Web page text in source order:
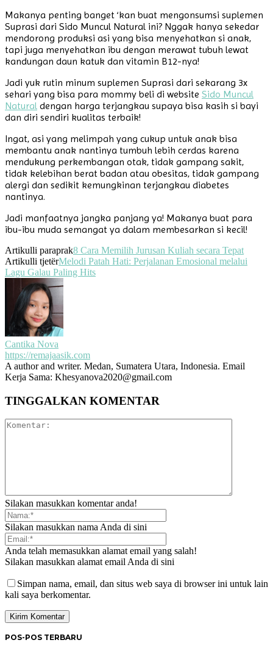
Makanya penting banget ‘kan buat mengonsumsi suplemen
Suprasi dari Sido Muncul Natural ini? Nggak hanya sekedar
mendorong produksi asi yang bisa menyehatkan si anak,
tapi juga menyehatkan ibu dengan merawat tubuh lewat
kandungan daun katuk dan vitamin B12-nya!
Jadi yuk rutin minum suplemen Suprasi dari sekarang 3x
sehari yang bisa para mommy beli di website Sido Muncul
Natural dengan harga terjangkau supaya bisa kasih si bayi
dan diri sendiri kualitas terbaik!
Ingat, asi yang melimpah yang cukup untuk anak bisa
membantu anak nantinya tumbuh lebih cerdas karena
mendukung perkembangan otak, tidak gampang sakit,
tidak kelebihan berat badan atau obesitas, tidak gampang
alergi dan sedikit kemungkinan terjangkau diabetes
nantinya.
Jadi manfaatnya jangka panjang ya! Makanya buat para
ibu-ibu muda semangat ya dalam membesarkan si kecil!
Artikulli paraprak8 Cara Memilih Jurusan Kuliah secara Tepat
Artikulli tjetërMelodi Patah Hati: Perjalanan Emosional melalui
Lagu Galau Paling Hits
Cantika Nova
https://remajaasik.com
A author and writer. Medan, Sumatera Utara, Indonesia. Email
Kerja Sama: Khesyanova2020@gmail.com
TINGGALKAN KOMENTAR
Silakan masukkan komentar anda!
Silakan masukkan nama Anda di sini
Anda telah memasukkan alamat email yang salah!
Silakan masukkan alamat email Anda di sini
Simpan nama, email, dan situs web saya di browser ini untuk lain
kali saya berkomentar.
POS-POS TERBARU